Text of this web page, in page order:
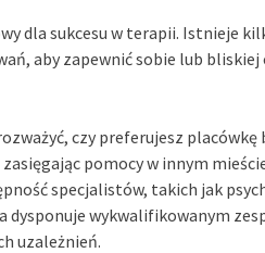
dla sukcesu w terapii. Istnieje
aby zapewnić sobie lub bliskiej
czy preferujesz placówkę
pomocy w innym
specjalistów, takich jak
dysponuje wykwalifikowanym
uzależnień.